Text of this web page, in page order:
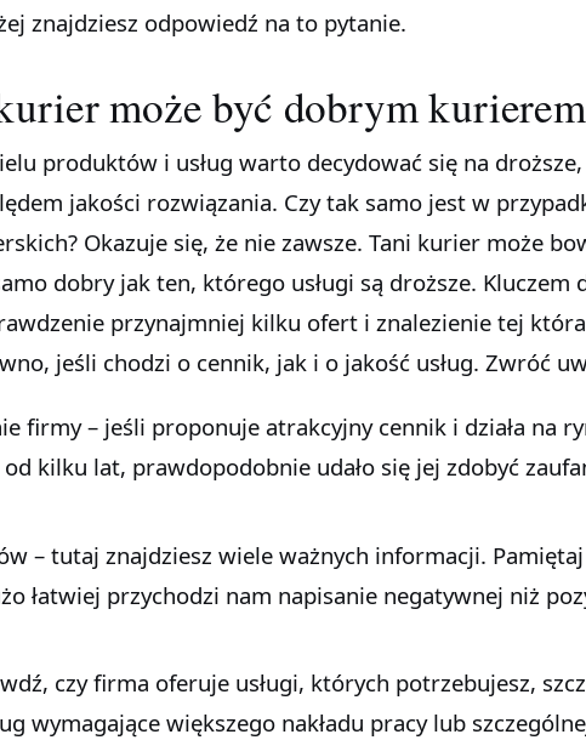
znajdziesz odpowiedź na to pytanie.
może być dobrym
produktów i usług warto decydować się na
jakości rozwiązania. Czy tak samo jest w
Okazuje się, że nie zawsze. Tani kurier może
dobry jak ten, którego usługi są droższe. Kluczem
przynajmniej kilku ofert i znalezienie tej
jeśli chodzi o cennik, jak i o jakość usług. Zwróć
firmy – jeśli proponuje atrakcyjny cennik i działa na
kilku lat, prawdopodobnie udało się jej zdobyć
– tutaj znajdziesz wiele ważnych informacji. Pamiętaj
łatwiej przychodzi nam napisanie negatywnej niż
czy firma oferuje usługi, których potrzebujesz,
wymagające większego nakładu pracy lub